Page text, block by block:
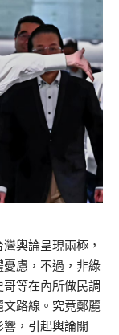
輿論呈現兩極，
慮，不過，非綠
等在內所做民調
路線。究竟鄭麗
，引起輿論關